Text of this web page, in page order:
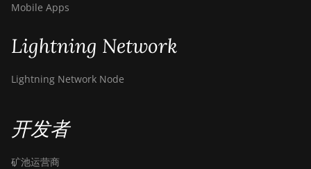
Mobile Apps
Lightning Network
Lightning Network Node
开发者
矿池运营商